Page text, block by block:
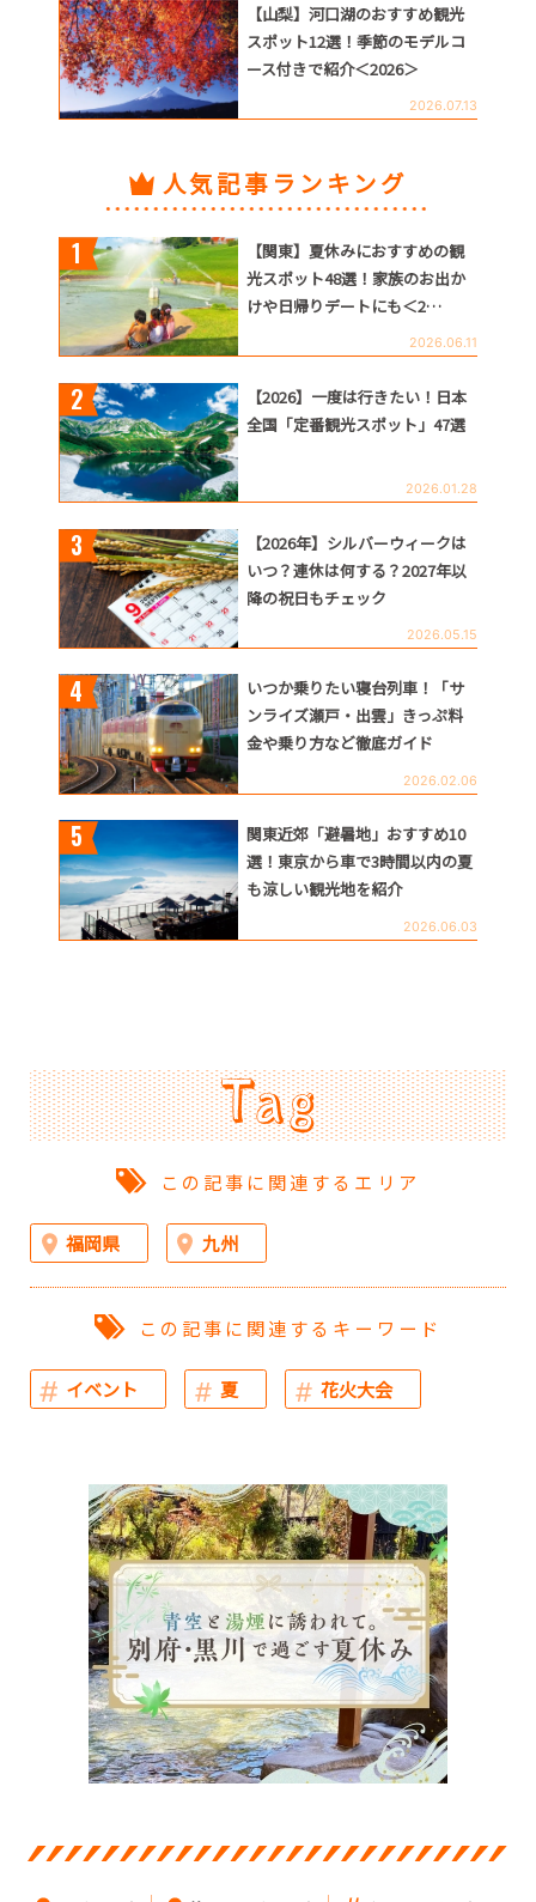
【山梨】河口湖のおすすめ観光
スポット12選！季節のモデルコ
ース付きで紹介＜2026＞
2026.07.13
人気記事ランキング
【関東】夏休みにおすすめの観
光スポット48選！家族のお出か
けや日帰りデートにも＜2…
2026.06.11
【2026】一度は行きたい！日本
全国「定番観光スポット」47選
2026.01.28
【2026年】シルバーウィークは
いつ？連休は何する？2027年以
降の祝日もチェック
2026.05.15
いつか乗りたい寝台列車！「サ
ンライズ瀬戸・出雲」きっぷ料
金や乗り方など徹底ガイド
2026.02.06
関東近郊「避暑地」おすすめ10
選！東京から車で3時間以内の夏
も涼しい観光地を紹介
2026.06.03
この記事に関連するエリア
福岡県 九州
この記事に関連するキーワード
イベント 夏 花火大会